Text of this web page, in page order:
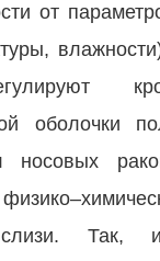
от
оболочки
носовых
слизи. Так,